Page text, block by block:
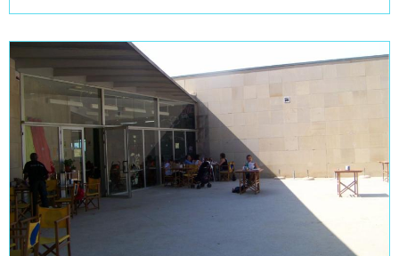
Dansa
Exposició
Festa
Foc
Jocs
Jornada
Manifestació
Pòdcast
Ràdio
Rutes
Seminari